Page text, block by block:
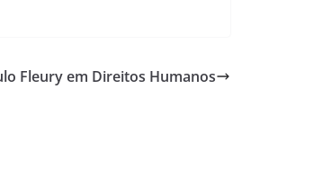
Fleury em Direitos Humanos